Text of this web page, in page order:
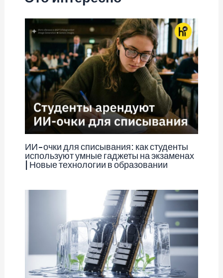
ИИ-очки для списывания: как студенты
используют умные гаджеты на экзаменах
| Новые технологии в образовании